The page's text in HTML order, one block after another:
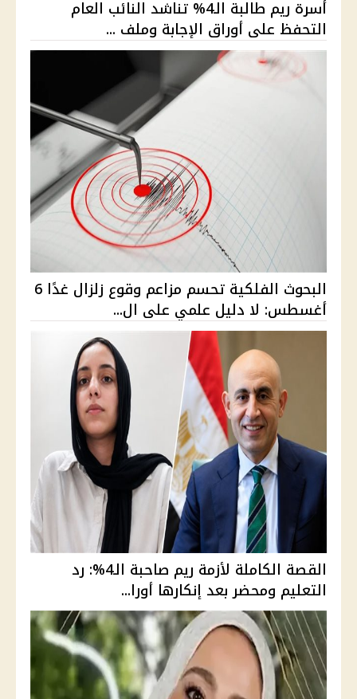
أسرة ريم طالبة الـ4% تناشد النائب العام
التحفظ على أوراق الإجابة وملف ...
البحوث الفلكية تحسم مزاعم وقوع زلزال غدًا 6
أغسطس: لا دليل علمي على ال...
القصة الكاملة لأزمة ريم صاحبة الـ4%: رد
التعليم ومحضر بعد إنكارها أورا...